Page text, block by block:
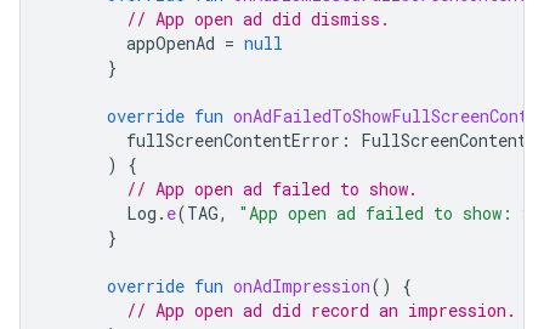
// App open ad did dismiss.
appOpenAd = null
}
override fun
fullScreenContentError :
)
{
// App open ad failed to show.
Log . e(TAG, "App open ad failed to show: ${
}
override fun onAdImpression()
{
// App open ad did record an impression.